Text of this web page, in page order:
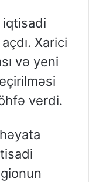
iqtisadi
Xarici
və yeni
verdi.